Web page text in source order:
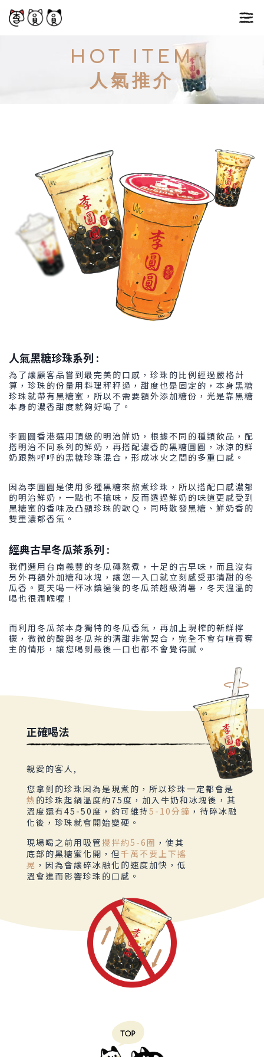
Skip
to
HOT ITEM
人氣推介
人氣黑糖珍珠系列 :
為了讓顧客品嘗到最完美的口感，珍珠的比例經過嚴格計
算，珍珠的份量用料理秤秤過，甜度也是固定的，本身黑糖
珍珠就帶有黑糖蜜，所以不需要額外添加糖份，光是靠黑糖
本身的濃香甜度就夠好喝了。
李圓圓香港選用頂級的明治鮮奶，根據不同的種類飲品，配
搭明治不同系列的鮮奶，再搭配濃香的黑糖圓圓，冰涼的鮮
奶跟熱呼呼的黑糖珍珠混合，形成冰火之間的多重口感。
因為李圓圓是使用多種黑糖來熬煮珍珠，所以搭配口感濃郁
的明治鮮奶，一點也不搶味，反而透過鮮奶的味道更感受到
黑糖蜜的香味及凸顯珍珠的軟Ｑ，同時散發黑糖、鮮奶香的
雙重濃郁香氣。
經典古早冬瓜茶系列 :
我們選用台南義豐的冬瓜磚熬煮，十足的古早味，而且沒有
另外再額外加糖和冰塊，讓您一入口就立刻感受那清甜的冬
瓜香。夏天喝一杯冰鎮過後的冬瓜茶超級消暑，冬天溫溫的
喝也很潤喉喔！
而利用冬瓜茶本身獨特的冬瓜香氣，再加上現榨的新鮮檸
檬，微微的酸與冬瓜茶的清甜非常契合，完全不會有喧賓奪
主的情形，讓您喝到最後一口也都不會覺得膩。
正確喝法
親愛的客人,
您拿到的珍珠因為是現煮的，所以珍珠一定都會是
熱 的珍珠起鍋溫度約75度，加入牛奶和冰塊後，其
溫度還有45-50度，約可維持5-10分鐘 ，待碎冰融
化後，珍珠就會開始變硬。
現場喝之前用吸管攪拌約5-6圈 ，使其
底部的黑糖蜜化開，但 千萬不要上下搖
晃 ，因為會讓碎冰融化的速度加快，低
溫會進而影響珍珠的口感。